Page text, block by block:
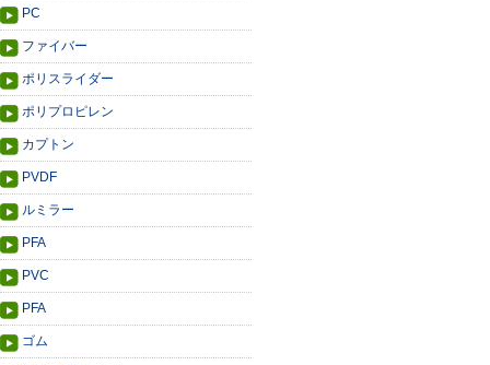
PC
ファイバー
ポリスライダー
ポリプロピレン
カプトン
PVDF
ルミラー
PFA
PVC
PFA
ゴム